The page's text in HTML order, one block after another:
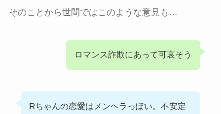
そのことから世間ではこのような意見も…
ロマンス詐欺にあって可哀そう
Rちゃんの恋愛はメンヘラっぽい。不安定